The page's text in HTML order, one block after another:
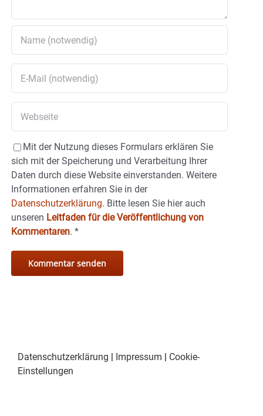
Mit der Nutzung dieses Formulars erklären Sie
sich mit der Speicherung und Verarbeitung Ihrer
Daten durch diese Website einverstanden. Weitere
Informationen erfahren Sie in der
Datenschutzerklärung. Bitte lesen Sie hier auch
unseren Leitfaden für die Veröffentlichung von
Kommentaren. *
Datenschutzerklärung Impressum
Cookie-
Einstellungen